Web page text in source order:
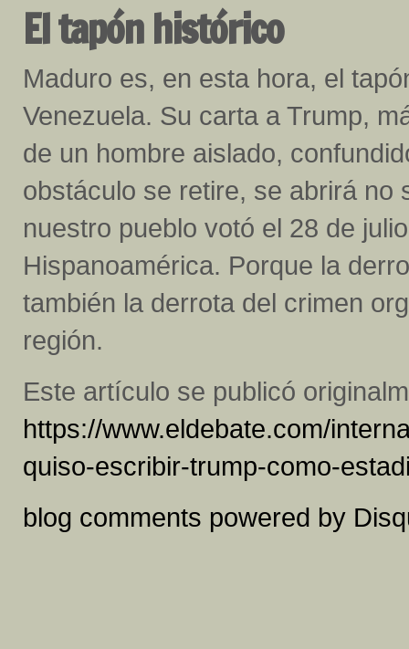
El tapón histórico
Maduro es, en esta hora, el
Venezuela. Su carta a Trump,
de un hombre aislado,
obstáculo se retire, se abrirá no
nuestro pueblo votó el 28 de
Hispanoamérica. Porque la
también la derrota del crimen
región.
Este artículo se publicó
https://www.eldebate.com/
quiso-escribir-trump-como-
blog comments powered by